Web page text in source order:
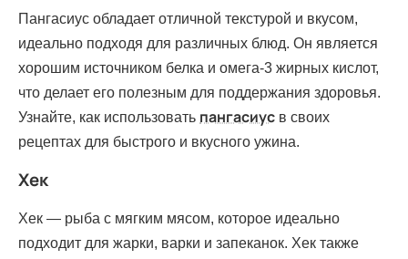
Пангасиус обладает отличной текстурой и вкусом,
идеально подходя для различных блюд. Он является
хорошим источником белка и омега-3 жирных кислот,
что делает его полезным для поддержания здоровья.
Узнайте, как использовать пангасиус в своих
рецептах для быстрого и вкусного ужина.
Хек
Хек — рыба с мягким мясом, которое идеально
подходит для жарки, варки и запеканок. Хек также